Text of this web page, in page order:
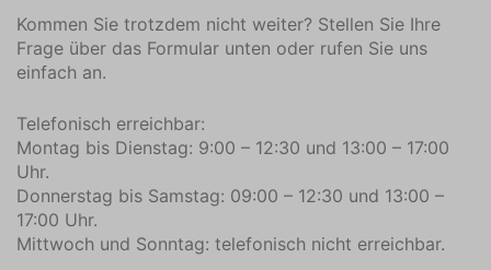
Mountainbike-Route (16,5)
Yachthafen (550)
Autobahn (9,2)
Sporthalle (14,8)
Supermarkt (0,9)
Tennisplätze (0,9)
Kommen Sie trotzdem nicht weiter? Stellen Sie Ihre
Frage über das Formular unten oder rufen Sie uns
einfach an.
Telefonisch erreichbar:
Montag bis Dienstag: 9:00 – 12:30 und 13:00 – 17:00
Uhr.
Donnerstag bis Samstag: 09:00 – 12:30 und 13:00 –
17:00 Uhr.
Mittwoch und Sonntag: telefonisch nicht erreichbar.